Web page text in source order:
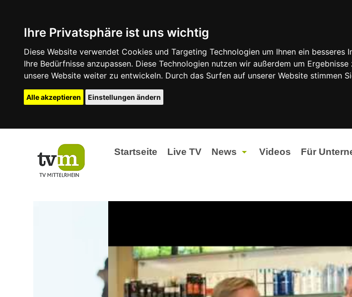
Ihre Privatsphäre ist uns wichtig
Diese Website verwendet Cookies und Targeting Technologien um Ihnen ein
Ihre Bedürfnisse anzupassen. Diese Technologien nutzen wir außerdem um
unsere Website weiter zu entwickeln. Durch das Surfen auf unserer Website stimmen
Alle akzeptieren Einstellungen ändern
Startseite Live TV News
Partner Content
Sport
Videos Für